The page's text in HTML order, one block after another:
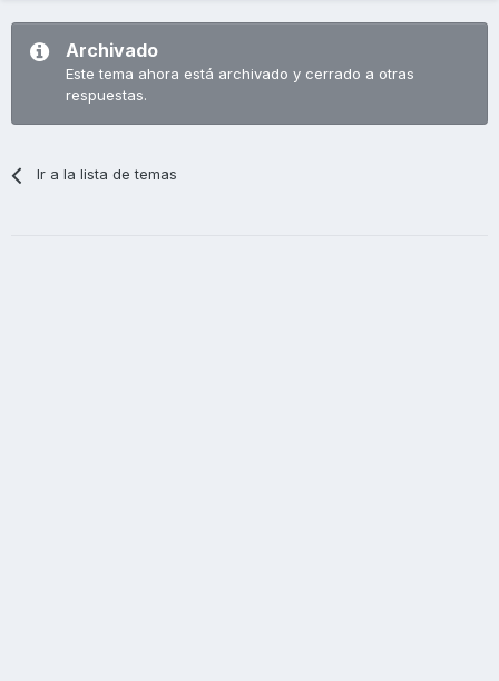
Archivado
Este tema ahora está archivado y cerrado a otras
respuestas.
Ir a la lista de temas